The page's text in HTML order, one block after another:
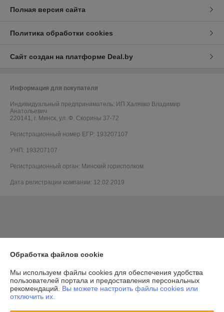
Полная версия сайта
Политика обработки cookies
Сайт создан на платформе Deal.by
Информация для покупателя
Индивидуальный предприниматель: ИП Халявко Владимир
Анатольевич
220141, г. Минск, ул. Ф. Скорины 37-72
Регистрационный номер ЕГР: 193207107
УНП: 193207107
Регистрационный орган: Минский горисполком
Дата регистрации компании: 12.02.2019
Обработка файлов cookie
Мы используем файлы cookies для обеспечения удобства
пользователей портала и предоставления персональных
рекомендаций. Вы можете настроить файлы cookies или
отключить их.